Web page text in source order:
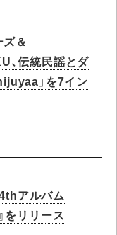
＆
、伝統民謡とダ
」を7イン
アルバム
をリリース